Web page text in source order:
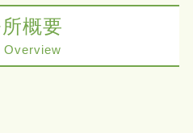
概要
Overview